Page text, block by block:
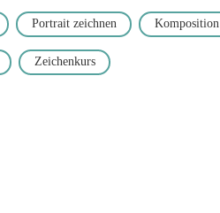
Portrait zeichnen Komposition
Zeichenkurs